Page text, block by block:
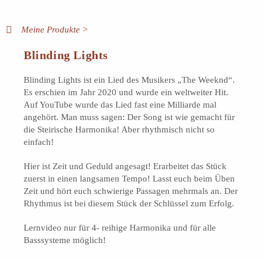
Meine Produkte >
Blinding Lights
Blinding Lights ist ein Lied des Musikers „The Weeknd“.
Es erschien im Jahr 2020 und wurde ein weltweiter Hit.
Auf YouTube wurde das Lied fast eine Milliarde mal
angehört. Man muss sagen: Der Song ist wie gemacht für
die Steirische Harmonika! Aber rhythmisch nicht so
einfach!
Hier ist Zeit und Geduld angesagt! Erarbeitet das Stück
zuerst in einen langsamen Tempo! Lasst euch beim Üben
Zeit und hört euch schwierige Passagen mehrmals an. Der
Rhythmus ist bei diesem Stück der Schlüssel zum Erfolg.
Lernvideo nur für 4- reihige Harmonika und für alle
Basssysteme möglich!